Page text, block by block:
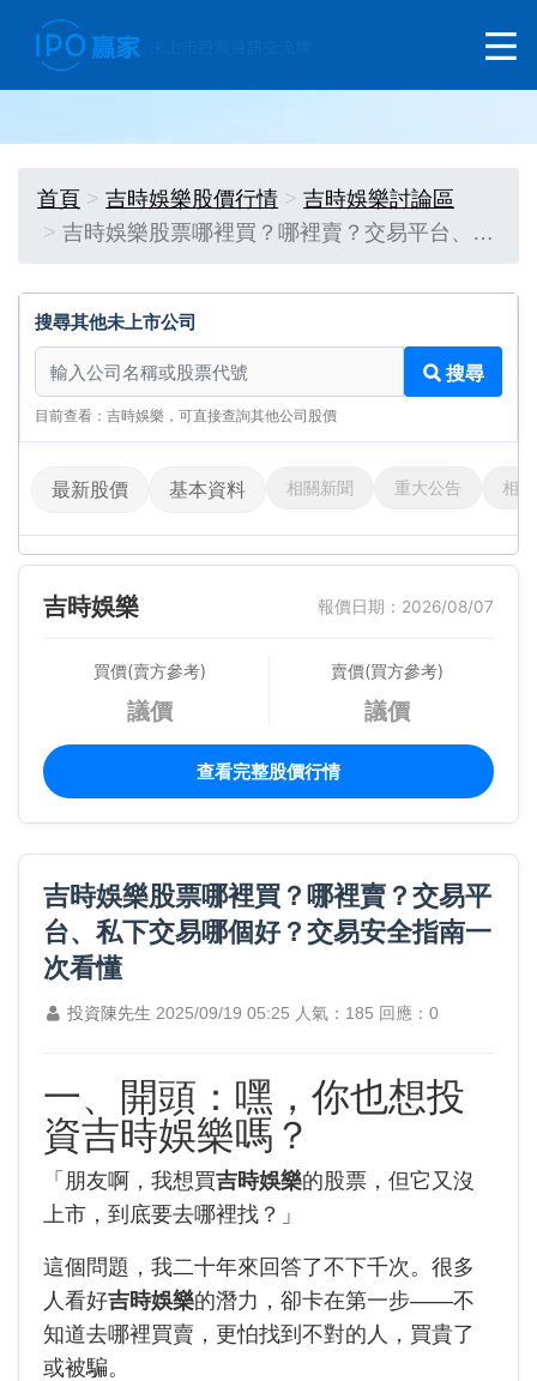
首頁 吉時娛樂股價行情
吉時娛樂討論區
吉時娛樂股票哪裡買？哪裡賣？交易平台、…
搜尋其他未上市公司
搜尋其他未上市公司
搜尋
目前查看：吉時娛樂，可直接查詢其他公司股價
最新股價 基本資料 相關新聞 重大公告 相
吉時娛樂 報價日期：2026/08/07
買價(賣方參考)
議價
賣價(買方參考)
議價
查看完整股價行情
吉時娛樂股票哪裡買？哪裡賣？交易平
台、私下交易哪個好？交易安全指南一
次看懂
投資陳先生 2025/09/19 05:25 人氣：185 回應：0
一、開頭：嘿，你也想投
資吉時娛樂嗎？
「朋友啊，我想買吉時娛樂的股票，但它又沒
上市，到底要去哪裡找？」
這個問題，我二十年來回答了不下千次。很多
人看好吉時娛樂的潛力，卻卡在第一步——不
知道去哪裡買賣，更怕找到不對的人，買貴了
或被騙。